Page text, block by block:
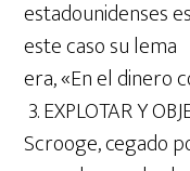
estadounidenses
este caso su lema
era, «En el dinero
3. EXPLOTAR Y
Scrooge, cegado